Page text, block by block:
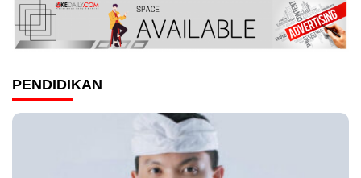
PENDIDIKAN